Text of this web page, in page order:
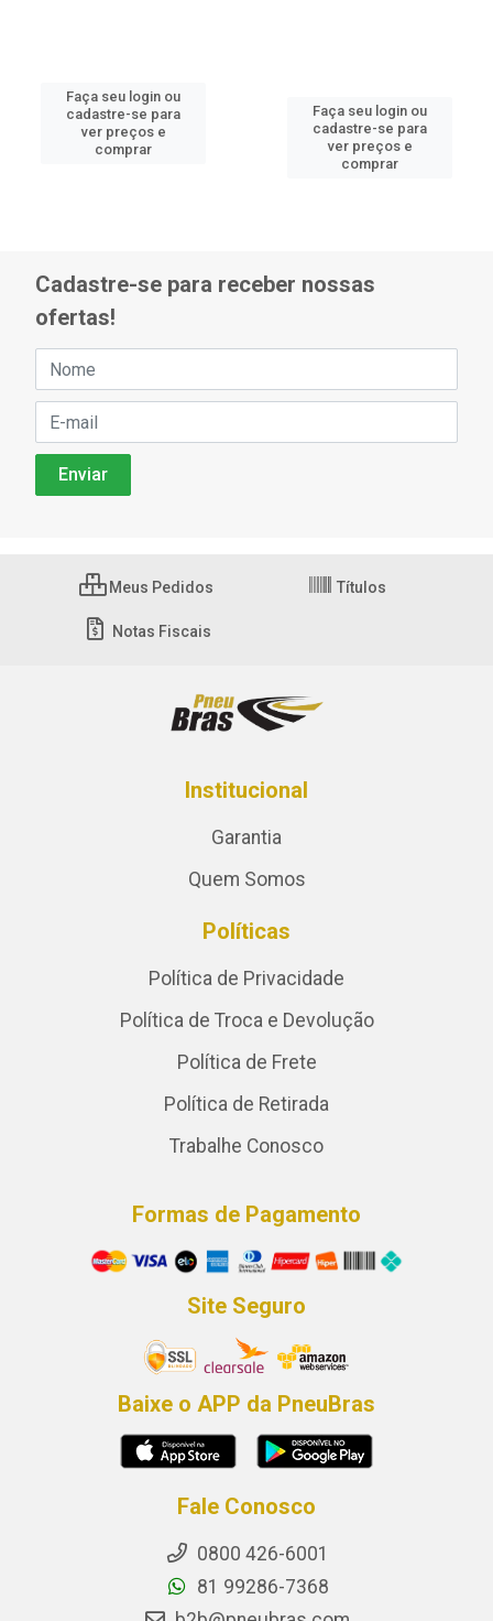
Faça seu login ou
cadastre-se para
ver preços e
comprar
Faça seu login ou
cadastre-se para
ver preços e
comprar
Cadastre-se para receber nossas
ofertas!
Meus Pedidos Títulos
Notas Fiscais
Institucional
Garantia
Quem Somos
Políticas
Política de Privacidade
Política de Troca e Devolução
Política de Frete
Política de Retirada
Trabalhe Conosco
Formas de Pagamento
Site Seguro
Baixe o APP da PneuBras
Fale Conosco
0800 426-6001
81 99286-7368